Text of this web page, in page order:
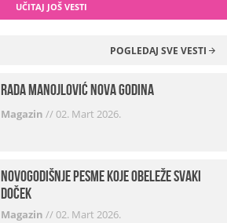
UČITAJ JOŠ VESTI
POGLEDAJ SVE VESTI
Rada Manojlović Nova godina
Magazin //02. Mart 2026.
Novogodišnje pesme koje obeleže svaki
Doček
Magazin //02. Mart 2026.